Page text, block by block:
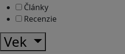
Články
Recenzie
Vek